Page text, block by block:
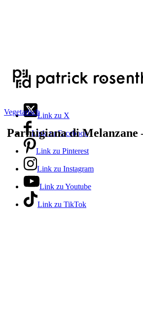
Link zu X
Link zu Facebook
Link zu Pinterest
Link zu Instagram
Link zu Youtube
Link zu TikTok
Vegetarisch
Parmigiana di Melanzane